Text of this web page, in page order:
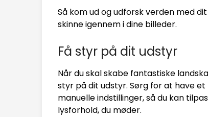
Så kom ud og udforsk verden med
skinne igennem i dine billeder.
Få styr på dit udstyr
Når du skal skabe fantastiske
styr på dit udstyr. Sørg for at have
manuelle indstillinger, så du kan
lysforhold, du møder.